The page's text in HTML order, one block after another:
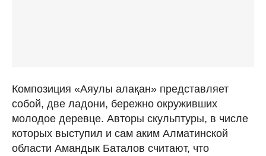
Композиция «Аяулы алақан» представляет
собой, две ладони, бережно окруживших
молодое деревце. Авторы скульптуры, в числе
которых выступил и сам аким Алматинской
области Амандык Баталов считают, что